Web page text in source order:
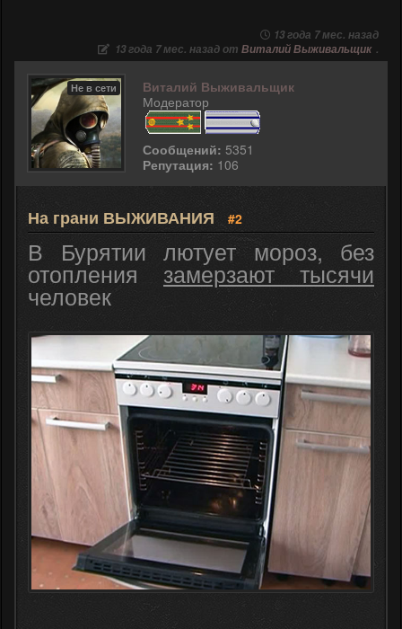
13 года 7 мес. назад
13 года 7 мес. назад от Виталий Выживальщик .
Не в сети
Виталий Выживальщик
Модератор
Сообщений: 5351
Репутация: 106
На грани ВЫЖИВАНИЯ #2
В Бурятии лютует мороз, без
отопления замерзают тысячи
человек